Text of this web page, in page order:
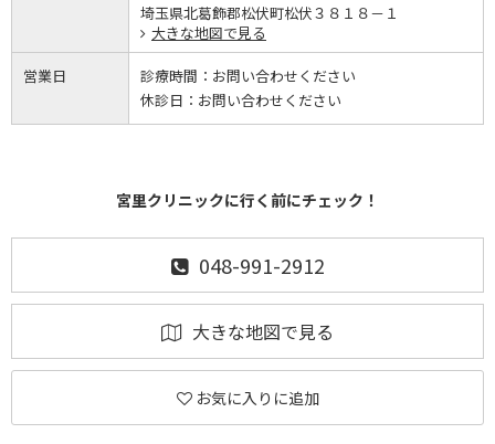
埼玉県北葛飾郡松伏町松伏３８１８－１
大きな地図で見る
営業日 診療時間： お問い合わせください
休診日： お問い合わせください
宮里クリニックに行く前にチェック！
048-991-2912
大きな地図で見る
お気に入りに追加